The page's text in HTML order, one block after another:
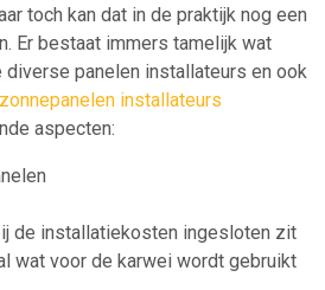
toch kan dat in de praktijk nog een
Er bestaat immers tamelijk wat
panelen installateurs en ook
zonnepanelen installateurs
aspecten:
de installatiekosten ingesloten zit
wat voor de karwei wordt gebruikt